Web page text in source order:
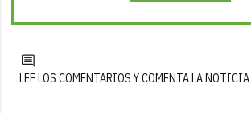
LEE LOS COMENTARIOS Y COMENTA LA NOTICIA